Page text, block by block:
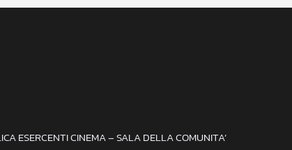
ESERCENTI CINEMA – SALA DELLA COMUNITA’